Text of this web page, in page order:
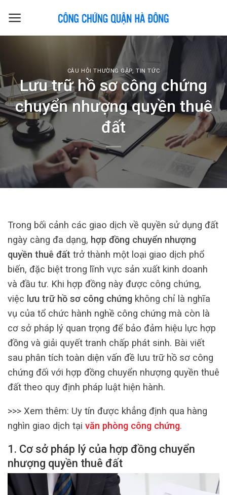
CÂU HỎI THƯỜNG GẶP,TIN TỨC
Lưu trữ hồ sơ công chứng
chuyển nhượng quyền thuê
đất
Trong bối cảnh các giao dịch về quyền sử dụng đất
ngày càng đa dạng, hợp đồng chuyển nhượng
quyền thuê đất trở thành một loại giao dịch phổ
biến, đặc biệt trong lĩnh vực sản xuất kinh doanh
và đầu tư. Khi hợp đồng này được công chứng,
việc lưu trữ hồ sơ công chứng không chỉ là nghĩa
vụ của tổ chức hành nghề công chứng mà còn là
cơ sở pháp lý quan trọng để bảo đảm hiệu lực hợp
đồng và giải quyết tranh chấp phát sinh. Bài viết
sau phân tích toàn diện vấn đề lưu trữ hồ sơ công
chứng đối với hợp đồng chuyển nhượng quyền thuê
đất theo quy định pháp luật hiện hành.
>>> Xem thêm: Uy tín được khẳng định qua hàng
nghìn giao dịch tại văn phòng công chứng.
1. Cơ sở pháp lý của hợp đồng chuyển
nhượng quyền thuê đất